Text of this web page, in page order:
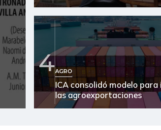
Arroz de segunda
Arveja verde
Arveja verde en vaina
Arveja verde seca
Atún en lata
4AGRO
ICA consolidó modelo para
las agroexportaciones